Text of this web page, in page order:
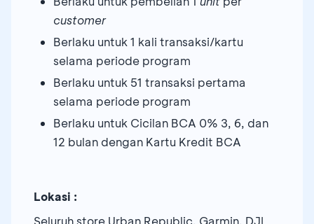
customer
Berlaku untuk 1 kali transaksi/kartu
selama periode program
Berlaku untuk 51 transaksi pertama
selama periode program
Berlaku untuk Cicilan BCA 0% 3, 6, dan
12 bulan dengan Kartu Kredit BCA
Lokasi :
Seluruh store Urban Republic, Garmin, DJI